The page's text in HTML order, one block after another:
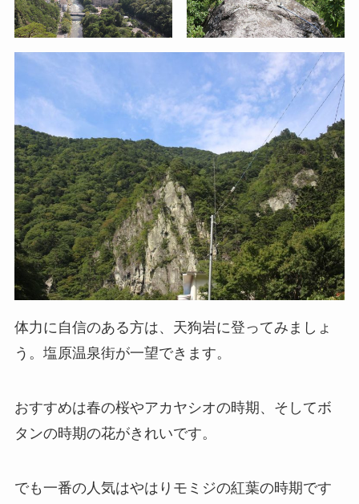
体力に自信のある方は、天狗岩に登ってみましょ
う。塩原温泉街が一望できます。
おすすめは春の桜やアカヤシオの時期、そしてボ
タンの時期の花がきれいです。
でも一番の人気はやはりモミジの紅葉の時期です